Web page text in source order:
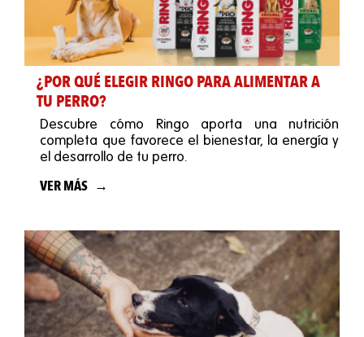
¿POR QUÉ ELEGIR RINGO PARA ALIMENTAR A
TU PERRO?
Descubre cómo Ringo aporta una nutrición
completa que favorece el bienestar, la energía y
el desarrollo de tu perro.
VER MÁS